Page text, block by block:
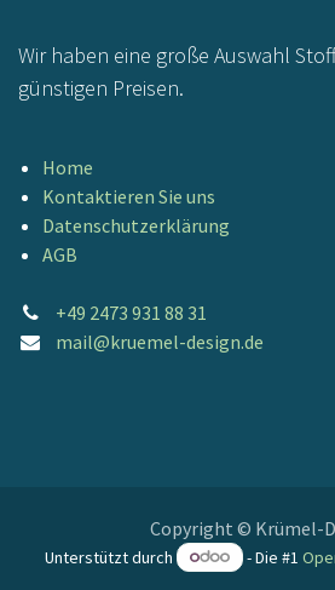
Wir haben eine große Auswahl
günstigen Preisen.
Home
Kontaktieren Sie uns
Datenschutzerklärung
AGB
+49 2473 931 88 31
mail@kruemel-design.de
Copyright © Krümel-
Unterstützt durch - Die #1